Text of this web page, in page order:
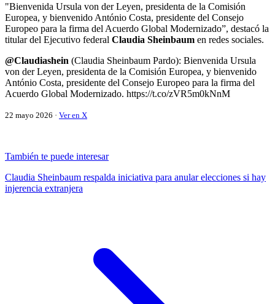
"Bienvenida Ursula von der Leyen, presidenta de la Comisión
Europea, y bienvenido António Costa, presidente del Consejo
Europeo para la firma del Acuerdo Global Modernizado”, destacó la
titular del Ejecutivo federal Claudia Sheinbaum en redes sociales.
@Claudiashein (Claudia Sheinbaum Pardo): Bienvenida Ursula
von der Leyen, presidenta de la Comisión Europea, y bienvenido
António Costa, presidente del Consejo Europeo para la firma del
Acuerdo Global Modernizado. https://t.co/zVR5m0kNnM
22 mayo 2026 · Ver en X
También te puede interesar
Claudia Sheinbaum respalda iniciativa para anular elecciones si hay
injerencia extranjera